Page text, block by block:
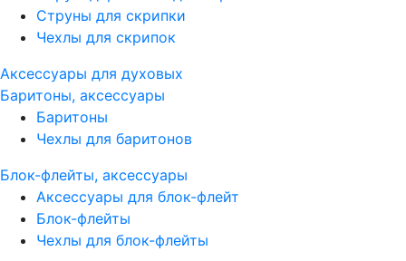
Струны для скрипки
Чехлы для скрипок
Аксессуары для духовых
Баритоны, аксессуары
Баритоны
Чехлы для баритонов
Блок-флейты, аксессуары
Аксессуары для блок-флейт
Блок-флейты
Чехлы для блок-флейты